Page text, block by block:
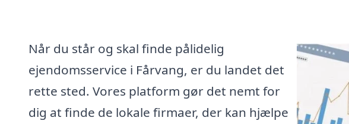
Når du står og skal finde pålidelig
ejendomsservice i Fårvang, er du landet det
rette sted. Vores platform gør det nemt for
dig at finde de lokale firmaer, der kan hjælpe